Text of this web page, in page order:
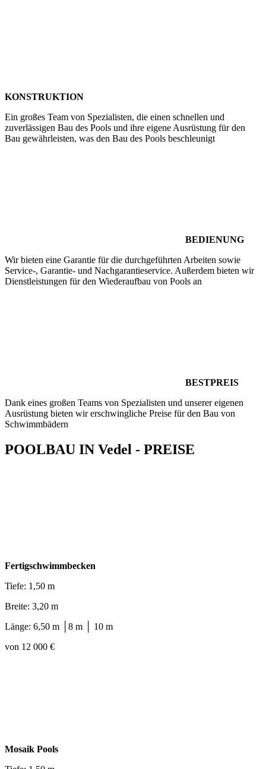
KONSTRUKTION
Ein großes Team von Spezialisten, die einen schnellen und
zuverlässigen Bau des Pools und ihre eigene Ausrüstung für den
Bau gewährleisten, was den Bau des Pools beschleunigt
BEDIENUNG
Wir bieten eine Garantie für die durchgeführten Arbeiten sowie
Service-, Garantie- und Nachgarantieservice. Außerdem bieten wir
Dienstleistungen für den Wiederaufbau von Pools an
BESTPREIS
Dank eines großen Teams von Spezialisten und unserer eigenen
Ausrüstung bieten wir erschwingliche Preise für den Bau von
Schwimmbädern
POOLBAU IN Vedel - PREISE
Fertigschwimmbecken
Tiefe: 1,50 m
Breite: 3,20 m
Länge: 6,50 m │8 m │ 10 m
von 12 000 €
Mosaik Pools